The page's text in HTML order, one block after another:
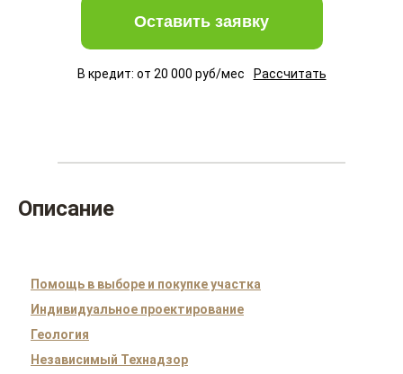
Оставить заявку
В кредит: от 20 000 руб/мес Рассчитать
Описание
Помощь в выборе и покупке участка
Индивидуальное проектирование
Геология
Независимый Технадзор